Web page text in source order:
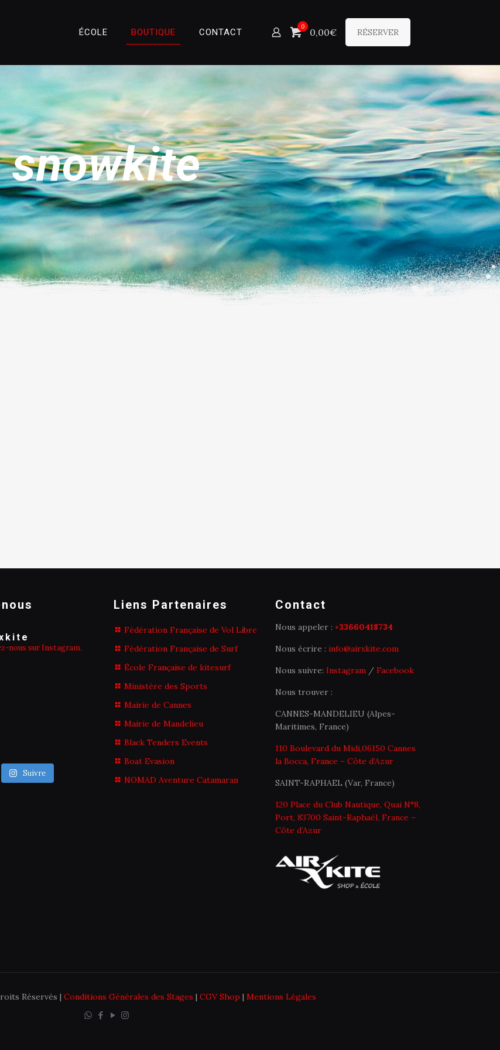
ÉCOLE BOUTIQUE CONTACT
0 0,00€ RÉSERVER
snowkite
nous sur Instagram.
Suivre
Liens Partenaires
Fédération Française de Vol Libre
Fédération Française de Surf
École Française de kitesurf
Ministère des Sports
Mairie de Cannes
Mairie de Mandelieu
Black Tenders Events
Boat Evasion
NOMAD Aventure Catamaran
Contact
Nous appeler : +33660418734
Nous écrire : info@airxkite.com
Nous suivre: Instagram/ Facebook
Nous trouver :
CANNES-MANDELIEU (Alpes-
Maritimes, France)
110 Boulevard du Midi,06150 Cannes
la Bocca, France – Côte d’Azur
SAINT-RAPHAEL (Var, France)
120 Place du Club Nautique, Quai N°8,
Port, 83700 Saint-Raphaël, France –
Côte d’Azur
Réservés | Conditions Générales des Stages | CGV Shop | Mentions Légales